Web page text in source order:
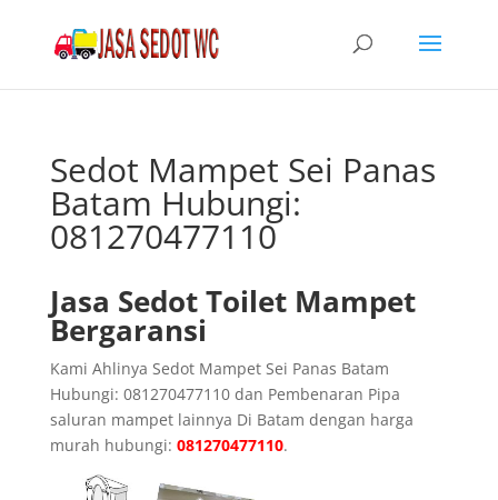
Sedot Mampet Sei Panas
Batam Hubungi:
081270477110
Jasa Sedot Toilet Mampet
Bergaransi
Kami Ahlinya Sedot Mampet Sei Panas Batam
Hubungi: 081270477110 dan Pembenaran Pipa
saluran mampet lainnya Di Batam dengan harga
murah hubungi: 081270477110.